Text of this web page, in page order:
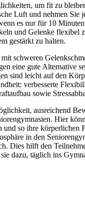
um fit zu
Luft und nehmen Sie
es nur für 10
und Gelenke flexibel
gestärkt zu halten.
schweren
eine gute Alternative
sind leicht auf den
verbesserte
sowie
ausreichend
Hier
und so ihre körperlichen
in den
Dies hilft den
dazu, täglich ins